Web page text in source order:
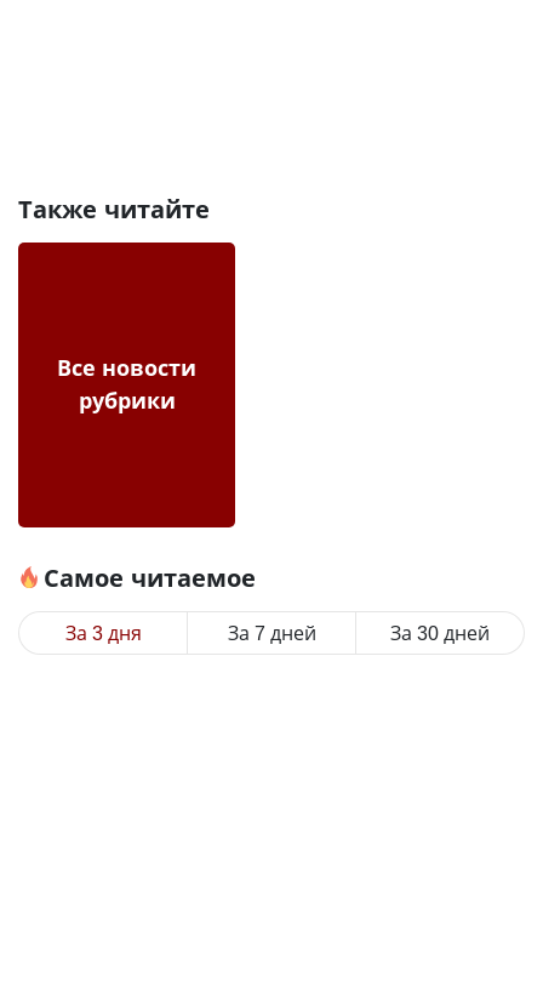
Также читайте
Все новости
рубрики
Самое читаемое
За 3 дня За 7 дней За 30 дней